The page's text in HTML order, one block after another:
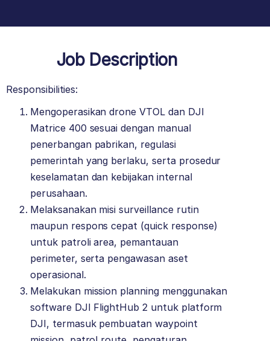
Job Description
Responsibilities:
Mengoperasikan drone VTOL dan DJI
Matrice 400 sesuai dengan manual
penerbangan pabrikan, regulasi
pemerintah yang berlaku, serta prosedur
keselamatan dan kebijakan internal
perusahaan.
Melaksanakan misi surveillance rutin
maupun respons cepat (quick response)
untuk patroli area, pemantauan
perimeter, serta pengawasan aset
operasional.
Melakukan mission planning menggunakan
software DJI FlightHub 2 untuk platform
DJI, termasuk pembuatan waypoint